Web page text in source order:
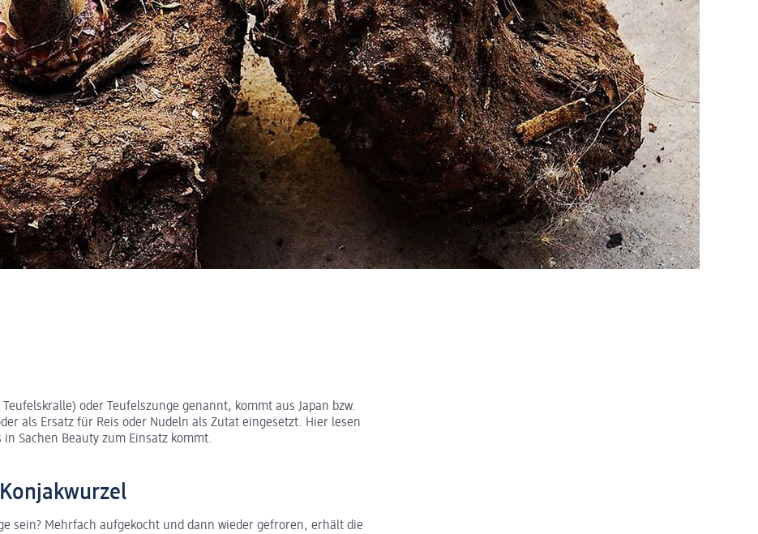
oder Teufelszunge genannt, kommt aus Japan bzw.
als Ersatz für Reis oder Nudeln als Zutat eingesetzt. Hier lesen
Sachen Beauty zum Einsatz kommt.
sein? Mehrfach aufgekocht und dann wieder gefroren, erhält die